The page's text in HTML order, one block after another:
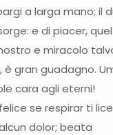
a larga mano; il
e di piacer,
e miracolo
è gran guadagno.
cara agli eterni!
se respirar ti lice
dolor; beata